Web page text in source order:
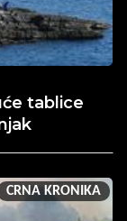
tablice
CRNA KRONIKA